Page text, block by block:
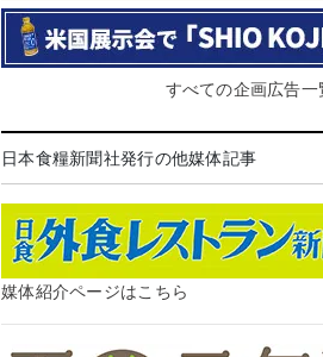
すべての企画広告
日本食糧新聞社発行の他媒体記事
媒体紹介ページはこちら